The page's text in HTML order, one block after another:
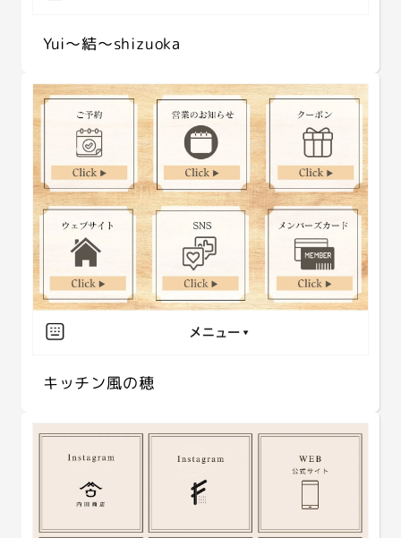
Yui〜結〜shizuoka
キッチン風の穂